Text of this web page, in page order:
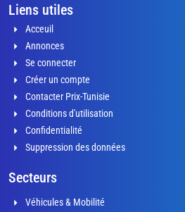
Liens utiles
Acceuil
Annonces
Se connecter
Créer un compte
Contacter Prix-Tunisie
Conditions d'utilisation
Confidentialité
Suppression des données
Secteurs
Véhicules & Mobilité